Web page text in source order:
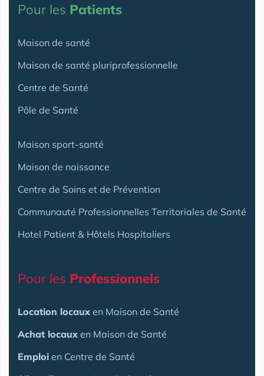
Pour les Patients
Maison de santé
Maison de santé pluriprofessionnelle
Centre de Santé
Pôle de Santé
Maison sport-santé
Maison de naissance
Centre de Soins et de Prévention
Communauté Professionnelles Territoriales de Santé
Hotel Patient & Hôtels Hospitaliers
Pour les Professionnels
Location locaux en Maison de Santé
Achat locaux en Maison de Santé
Emploi en Centre de Santé